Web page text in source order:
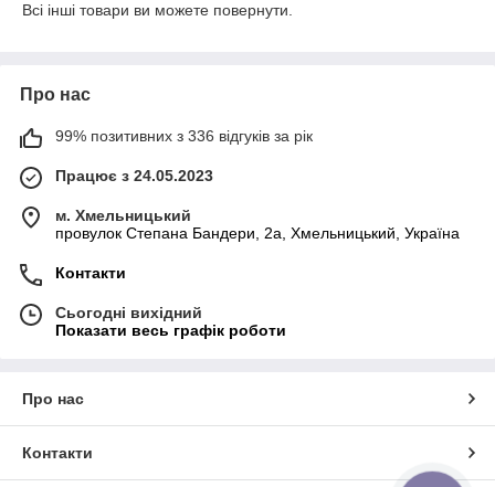
Всі інші товари ви можете повернути.
Про нас
99% позитивних з 336 відгуків за рік
Працює з 24.05.2023
м. Хмельницький
провулок Степана Бандери, 2a, Хмельницький, Україна
Контакти
Сьогодні вихідний
Показати весь графік роботи
Про нас
Контакти